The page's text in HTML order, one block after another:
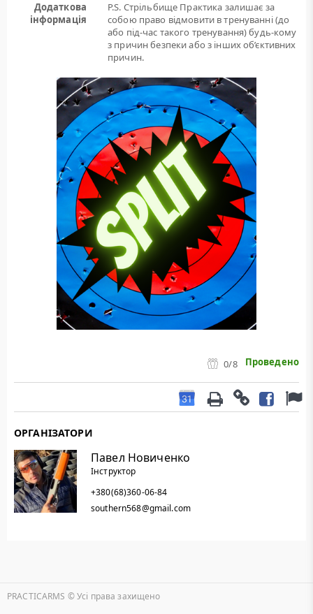
Додаткова
інформація
P.S. Стрільбище Практика залишає за
собою право відмовити в тренуванні (до
або під-час такого тренування) будь-кому
з причин безпеки або з інших об’єктивних
причин.
0/8 Проведено
ОРГАНІЗАТОРИ
Павел Новиченко
Інструктор
+380(68)360-06-84
southern568@gmail.com
PRACTICARMS © Уcі права захищено